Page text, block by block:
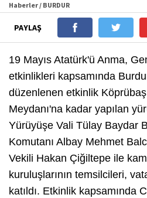
Haberler / BURDUR
PAYLAŞ
19 Mayıs Atatürk'ü Anma,
etkinlikleri kapsamında
düzenlenen etkinlik
Meydanı'na kadar yapılan
Yürüyüşe Vali Tülay Baydar
Komutanı Albay Mehmet
Vekili Hakan Çiğiltepe ile
kuruluşlarının temsilcileri,
katıldı. Etkinlik kapsamında